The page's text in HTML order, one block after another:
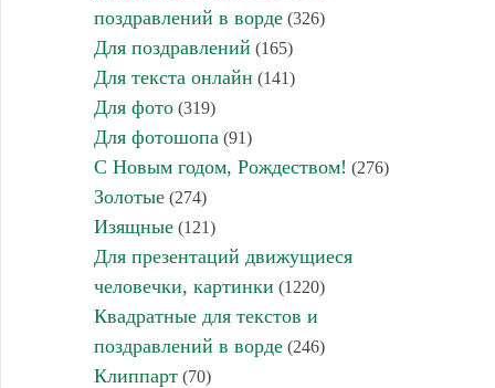
поздравлений в ворде(326)
Для поздравлений (165)
Для текста онлайн (141)
Для фото(319)
Для фотошопа (91)
С Новым годом, Рождеством! (276)
Золотые(274)
Изящные(121)
Для презентаций движущиеся
человечки, картинки (1220)
Квадратные для текстов и
поздравлений в ворде(246)
Клиппарт(70)